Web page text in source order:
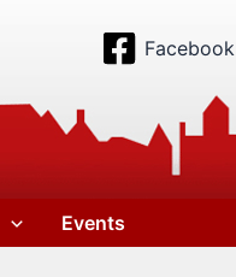
Facebook
Events